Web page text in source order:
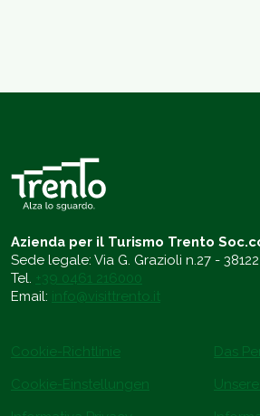
Azienda per il Turismo Trento
Sede legale: Via G. Grazioli n.27 -
Tel. +39 0461 216000
Email: info@visittrento.it
Cookie-Richtlinie
Cookie-Einstellungen
Das